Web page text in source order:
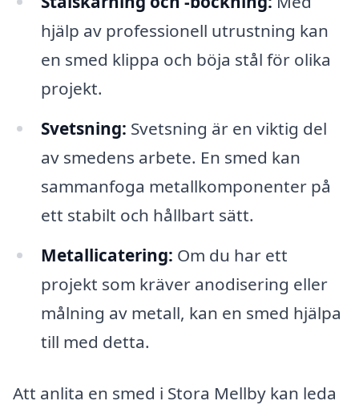
hjälp av professionell utrustning kan
en smed klippa och böja stål för olika
projekt.
Svetsning: Svetsning är en viktig del
av smedens arbete. En smed kan
sammanfoga metallkomponenter på
ett stabilt och hållbart sätt.
Metallicatering: Om du har ett
projekt som kräver anodisering eller
målning av metall, kan en smed hjälpa
till med detta.
Att anlita en smed i Stora Mellby kan leda